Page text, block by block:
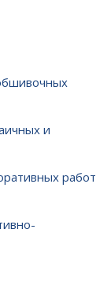
и
работ